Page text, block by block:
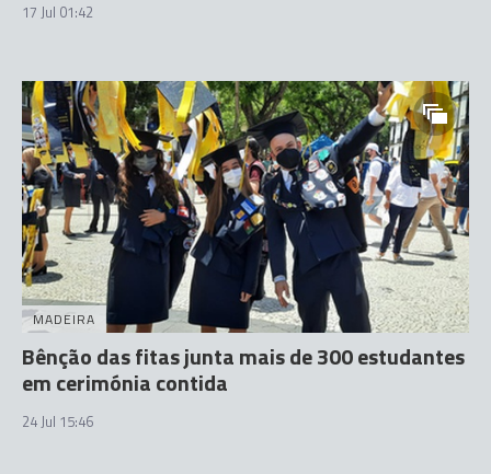
17 Jul 01:42
MADEIRA
Bênção das fitas junta mais de 300 estudantes
em cerimónia contida
24 Jul 15:46